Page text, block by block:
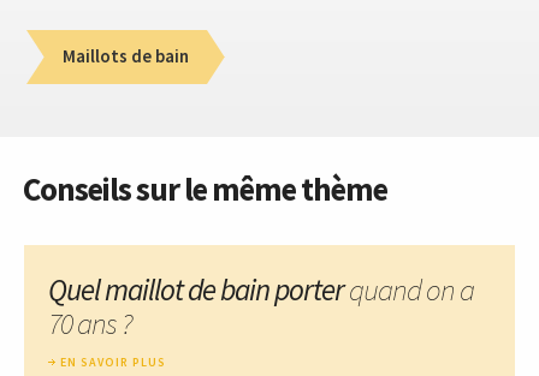
Maillots de bain
Conseils sur le même thème
Quel maillot de bain porterquand on a
70 ans ?
EN SAVOIR PLUS